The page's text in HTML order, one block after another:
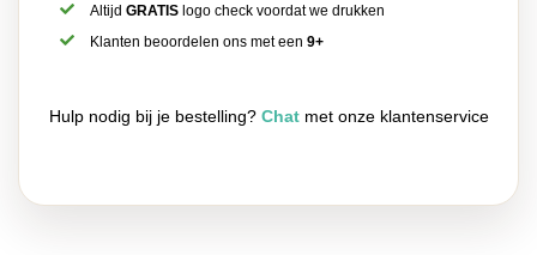
AltijdGRATIS logo check voordat we drukken
Klanten beoordelen ons met een9+
Hulp nodig bij je bestelling? Chatmet onze klantenservice